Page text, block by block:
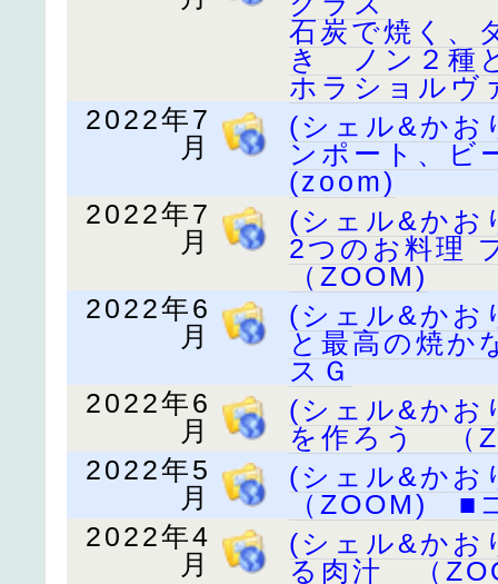
石炭で焼く、
き ノン２種
ホラショルヴ
2022年7
月
(シェル&かお
ンポート、ビ
(zoom)
2022年7
月
(シェル&か
2つのお料理
（ZOOM)
2022年6
月
(シェル&かお
と最高の焼
スＧ
2022年6
月
(シェル&かお
を作ろう （
2022年5
月
(シェル&か
（ZOOM) ■
2022年4
月
(シェル&かお
る肉汁 （